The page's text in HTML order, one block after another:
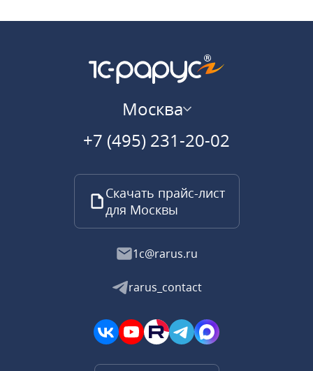
Москва
+7 (495) 231-20-02
Скачать прайс-лист
для Москвы
1c@rarus.ru
rarus_contact